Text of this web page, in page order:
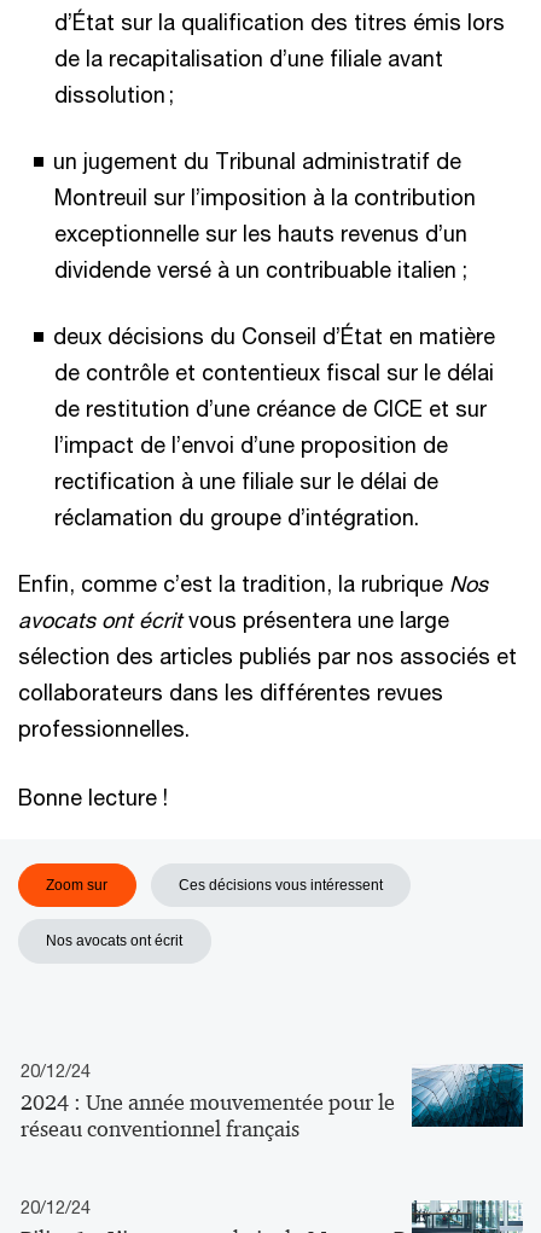
d’État sur la qualification des titres émis lors
de la recapitalisation d’une filiale avant
dissolution ;
un jugement du Tribunal administratif de
Montreuil sur l’imposition à la contribution
exceptionnelle sur les hauts revenus d’un
dividende versé à un contribuable italien ;
deux décisions du Conseil d’État en matière
de contrôle et contentieux fiscal sur le délai
de restitution d’une créance de CICE et sur
l’impact de l’envoi d’une proposition de
rectification à une filiale sur le délai de
réclamation du groupe d’intégration.
Enfin, comme c’est la tradition, la rubrique Nos
avocats ont écritvous présentera une large
sélection des articles publiés par nos associés et
collaborateurs dans les différentes revues
professionnelles.
Bonne lecture !
Zoom sur Ces décisions vous intéressent
Nos avocats ont écrit
20/12/24
2024 : Une année mouvementée pour le
réseau conventionnel français
20/12/24